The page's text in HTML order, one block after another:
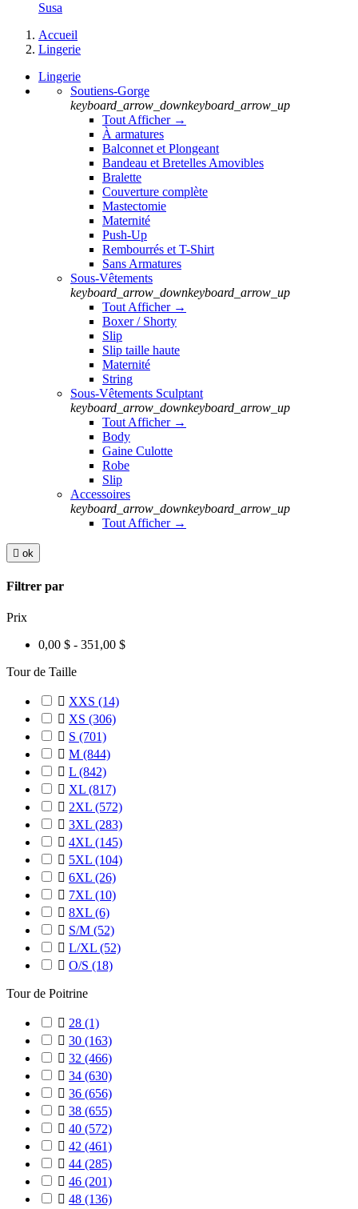
Susa
Accueil
Lingerie
Lingerie
Soutiens-Gorge
keyboard_arrow_downkeyboard_arrow_up
Tout Afficher →
À armatures
Balconnet et Plongeant
Bandeau et Bretelles Amovibles
Bralette
Couverture complète
Mastectomie
Maternité
Push-Up
Rembourrés et T-Shirt
Sans Armatures
Sous-Vêtements
keyboard_arrow_downkeyboard_arrow_up
Tout Afficher →
Boxer / Shorty
Slip
Slip taille haute
Maternité
String
Sous-Vêtements Sculptant
keyboard_arrow_downkeyboard_arrow_up
Tout Afficher →
Body
Gaine Culotte
Robe
Slip
Accessoires
keyboard_arrow_downkeyboard_arrow_up
Tout Afficher →
 ok
Filtrer par
Prix
0,00 $ - 351,00 $
Tour de Taille
 XXS (14)
 XS (306)
 S (701)
 M (844)
 L (842)
 XL (817)
 2XL (572)
 3XL (283)
 4XL (145)
 5XL (104)
 6XL (26)
 7XL (10)
 8XL (6)
 S/M (52)
 L/XL (52)
 O/S (18)
Tour de Poitrine
 28 (1)
 30 (163)
 32 (466)
 34 (630)
 36 (656)
 38 (655)
 40 (572)
 42 (461)
 44 (285)
 46 (201)
 48 (136)